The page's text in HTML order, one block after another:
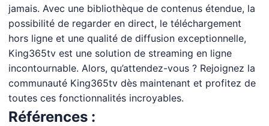
jamais. Avec une bibliothèque de contenus étendue, la
possibilité de regarder en direct, le téléchargement
hors ligne et une qualité de diffusion exceptionnelle,
King365tv est une solution de streaming en ligne
incontournable. Alors, qu’attendez-vous ? Rejoignez la
communauté King365tv dès maintenant et profitez de
toutes ces fonctionnalités incroyables.
Références :